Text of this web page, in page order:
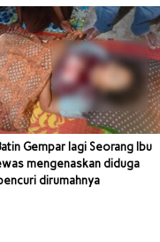
Gempar lagi Seorang Ibu
mengenaskan diduga
dirumahnya